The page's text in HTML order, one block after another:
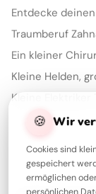
🍪 Wir
Cookies sind
gespeichert
ermöglichen